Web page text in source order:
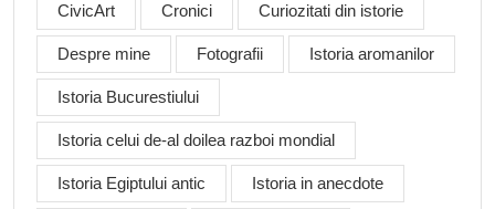
CivicArt Cronici Curiozitati din istorie
Despre mine Fotografii Istoria aromanilor
Istoria Bucurestiului
Istoria celui de-al doilea razboi mondial
Istoria Egiptului antic Istoria in anecdote